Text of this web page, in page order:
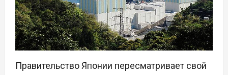
Правительство Японии пересматривает свой